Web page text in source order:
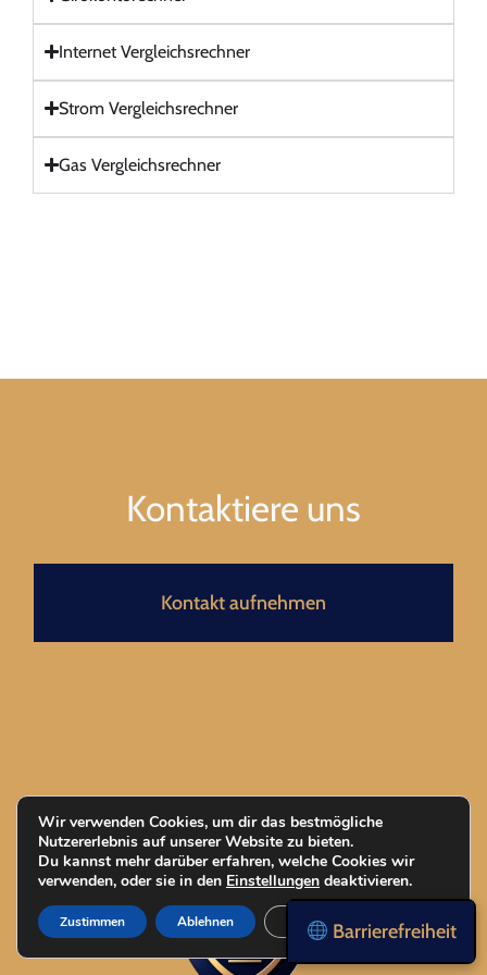
Internet Vergleichsrechner
Strom Vergleichsrechner
Gas Vergleichsrechner
Kontaktiere uns
Kontakt aufnehmen
Barrierefreiheit
Wir verwenden Cookies, um dir das bestmögliche
Nutzererlebnis auf unserer Website zu bieten.
Du kannst mehr darüber erfahren, welche Cookies wir
verwenden, oder sie in den Einstellungen deaktivieren.
Zustimmen Ablehnen Einstellungen